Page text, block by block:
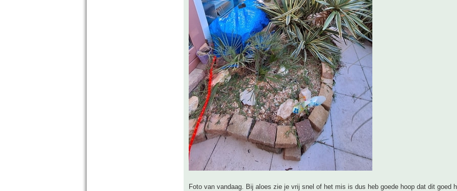
Foto van vandaag. Bij aloes zie je vrij snel of het mis is dus heb goede hoop dat dit goed